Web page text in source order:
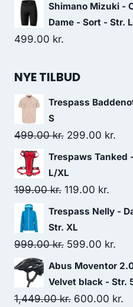
Shimano Mizuki -
Dame - Sort - Str. L
499.00 kr.
NYE TILBUD
Trespass
S
499.00kr. Original
price
499.00 kr..
299.00 kr.
Trespaws Tanked
L/XL
199.00kr. Original
price
was:
199.00 kr..
119.00 kr.
price
Trespass Nelly -
Str. XL
999.00kr. Original
price
was:
999.00 kr..
599.00 kr.
is:
Abus Moventor
Velvet black - Str.
1,449.00kr. Original
600.00 kr.